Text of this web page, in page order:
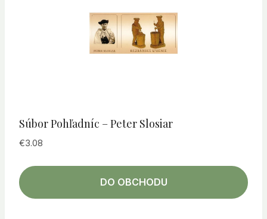
Súbor Pohľadníc – Peter Slosiar
€3.08
DO OBCHODU